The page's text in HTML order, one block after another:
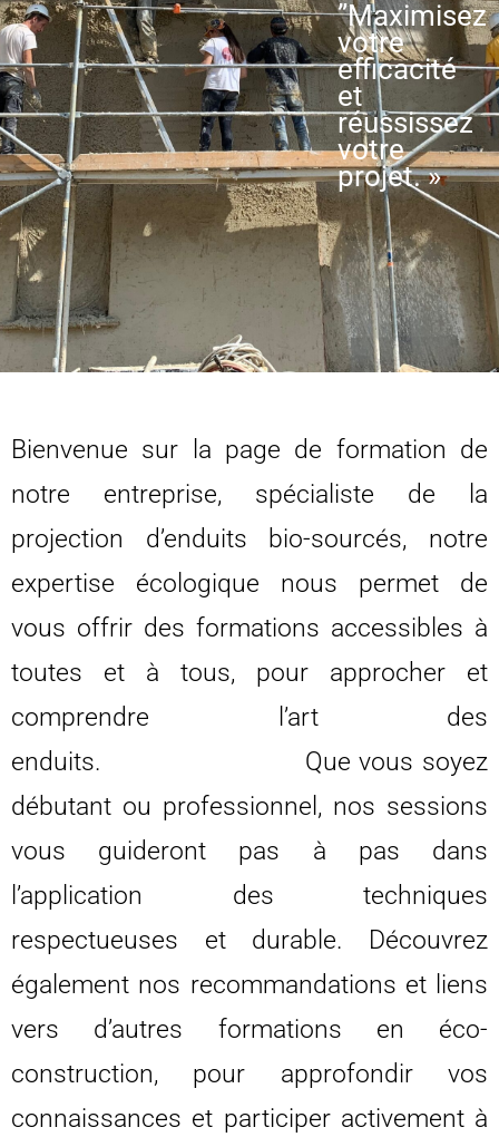
”Maximisez
votre
efficacité
et
réussissez
votre
projet. »
Bienvenue sur la page de formation de
notre entreprise, spécialiste de la
projection d’enduits bio-sourcés, notre
expertise écologique nous permet de
vous offrir des formations accessibles à
toutes et à tous, pour approcher et
comprendre l’art des
enduits. Que vous soyez
débutant ou professionnel, nos sessions
vous guideront pas à pas dans
l’application des techniques
respectueuses et durable. Découvrez
également nos recommandations et liens
vers d’autres formations en éco-
construction, pour approfondir vos
connaissances et participer activement à